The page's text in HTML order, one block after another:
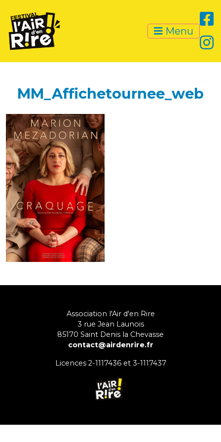
Menu
MM_Affichetournee_web
Association l'Air d'en Rire
3 rue Jean Launois
85170 Saint Denis la Chevasse
contact@airdenrire.fr
Licences 2-1117436 et 3-1117437